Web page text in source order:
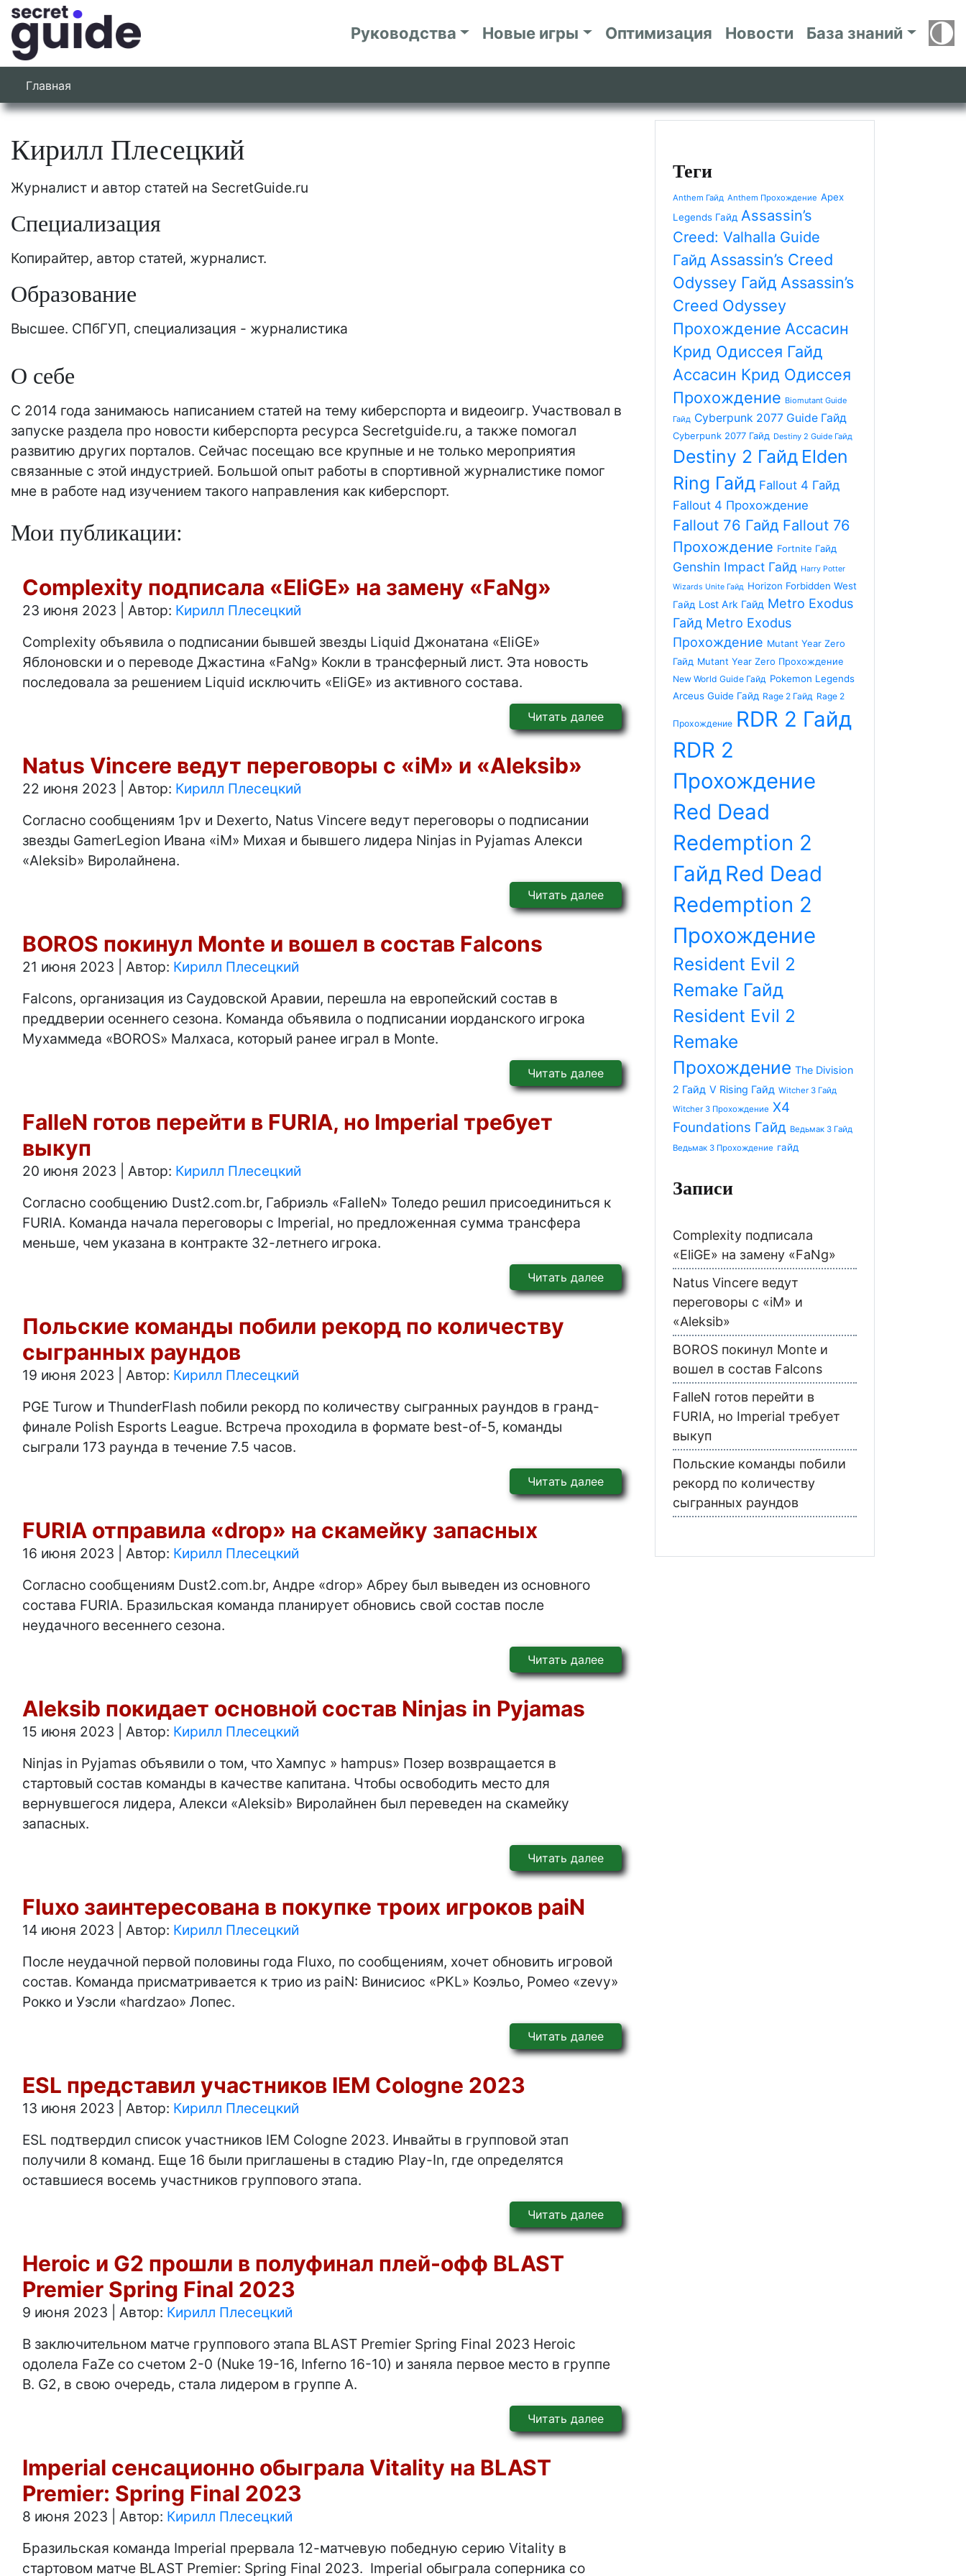
Руководства Новые игры Оптимизация Новости База знаний
Главная
Кирилл Плесецкий
Журналист и автор статей на SecretGuide.ru
Специализация
Копирайтер, автор статей, журналист.
Образование
Высшее. СПбГУП, специализация - журналистика
О себе
С 2014 года занимаюсь написанием статей на тему киберспорта и видеоигр. Участвовал в
запуске раздела про новости киберспорта ресурса Secretguide.ru, а также помогал
развитию других порталов. Сейчас посещаю все крупные и не только мероприятия
связанные с этой индустрией. Большой опыт работы в спортивной журналистике помог
мне в работе над изучением такого направления как киберспорт.
Мои публикации:
Complexity подписала «EliGE» на замену «FaNg»
23 июня 2023 Автор: Кирилл Плесецкий
Complexity объявила о подписании бывшей звезды Liquid Джонатана «EliGE»
Яблоновски и о переводе Джастина «FaNg» Кокли в трансферный лист. Эта новость
последовала за решением Liquid исключить «EliGE» из активного состава.
Читать далее
Natus Vincere ведут переговоры с «iM» и «Aleksib»
22 июня 2023 Автор: Кирилл Плесецкий
Согласно сообщениям 1pv и Dexerto, Natus Vincere ведут переговоры о подписании
звезды GamerLegion Ивана «iM» Михая и бывшего лидера Ninjas in Pyjamas Алекси
«Aleksib» Виролайнена.
Читать далее
BOROS покинул Monte и вошел в состав Falcons
21 июня 2023 Автор: Кирилл Плесецкий
Falcons, организация из Саудовской Аравии, перешла на европейский состав в
преддверии осеннего сезона. Команда объявила о подписании иорданского игрока
Мухаммеда «BOROS» Малхаса, который ранее играл в Monte.
Читать далее
FalleN готов перейти в FURIA, но Imperial требует
выкуп
20 июня 2023 Автор: Кирилл Плесецкий
Согласно сообщению Dust2.com.br, Габриэль «FalleN» Толедо решил присоединиться к
FURIA. Команда начала переговоры с Imperial, но предложенная сумма трансфера
меньше, чем указана в контракте 32-летнего игрока.
Читать далее
Польские команды побили рекорд по количеству
сыгранных раундов
19 июня 2023 Автор: Кирилл Плесецкий
PGE Turow и ThunderFlash побили рекорд по количеству сыгранных раундов в гранд-
финале Polish Esports League. Встреча проходила в формате best-of-5, команды
сыграли 173 раунда в течение 7.5 часов.
Читать далее
FURIA отправила «drop» на скамейку запасных
16 июня 2023 Автор: Кирилл Плесецкий
Согласно сообщениям Dust2.com.br, Андре «drop⁠» Абреу был выведен из основного
состава FURIA. Бразильская команда планирует обновись свой состав после
неудачного весеннего сезона.
Читать далее
Aleksib покидает основной состав Ninjas in Pyjamas
15 июня 2023 Автор: Кирилл Плесецкий
Ninjas in Pyjamas объявили о том, что Хампус » hampus» Позер возвращается в
стартовый состав команды в качестве капитана. Чтобы освободить место для
вернувшегося лидера, Алекси «Aleksib» Виролайнен был переведен на скамейку
запасных.
Читать далее
Fluxo заинтересована в покупке троих игроков paiN
14 июня 2023 Автор: Кирилл Плесецкий
После неудачной первой половины года Fluxo, по сообщениям, хочет обновить игровой
состав. Команда присматривается к трио из paiN: Винисиос «PKL» Коэльо, Ромео «zevy»
Рокко и Уэсли «hardzao» Лопес.
Читать далее
ESL представил участников IEM Cologne 2023
13 июня 2023 Автор: Кирилл Плесецкий
ESL подтвердил список участников IEM Cologne 2023. Инвайты в групповой этап
получили 8 команд. Еще 16 были приглашены в стадию Play-In, где определятся
оставшиеся восемь участников группового этапа.
Читать далее
Heroic и G2 прошли в полуфинал плей-офф BLAST
Premier Spring Final 2023
9 июня 2023 Автор: Кирилл Плесецкий
В заключительном матче группового этапа BLAST Premier Spring Final 2023 Heroic
одолела FaZe со счетом 2-0 (Nuke 19-16, Inferno 16-10) и заняла первое место в группе
B. G2, в свою очередь, стала лидером в группе А.
Читать далее
Imperial сенсационно обыграла Vitality на BLAST
Premier: Spring Final 2023
8 июня 2023 Автор: Кирилл Плесецкий
Бразильская команда Imperial прервала 12-матчевую победную серию Vitality в
стартовом матче BLAST Premier: Spring Final 2023. Imperial обыграла соперника со
Теги
Anthem Гайд Anthem Прохождение Apex
Legends Гайд Assassin’s
Creed: Valhalla Guide
Гайд Assassin’s Creed
Odyssey Гайд Assassin’s
Creed Odyssey
Прохождение Aссасин
Крид Одиссея Гайд
Aссасин Крид Одиссея
Прохождение Biomutant Guide
Гайд Cyberpunk 2077 Guide Гайд
Cyberpunk 2077 Гайд Destiny 2 Guide Гайд
Destiny 2 Гайд Elden
Ring Гайд Fallout 4 Гайд
Fallout 4 Прохождение
Fallout 76 Гайд Fallout 76
Прохождение Fortnite Гайд
Genshin Impact Гайд Harry Potter
Wizards Unite Гайд Horizon Forbidden West
Гайд Lost Ark Гайд Metro Exodus
Гайд Metro Exodus
Прохождение Mutant Year Zero
Гайд Mutant Year Zero Прохождение
New World Guide Гайд Pokemon Legends
Arceus Guide Гайд Rage 2 Гайд Rage 2
Прохождение RDR 2 Гайд
RDR 2
Прохождение
Red Dead
Redemption 2
Гайд Red Dead
Redemption 2
Прохождение
Resident Evil 2
Remake Гайд
Resident Evil 2
Remake
Прохождение The Division
2 Гайд V Rising Гайд Witcher 3 Гайд
Witcher 3 Прохождение X4
Foundations Гайд Ведьмак 3 Гайд
Ведьмак 3 Прохождение гайд
Записи
Complexity подписала
«EliGE» на замену «FaNg»
Natus Vincere ведут
переговоры с «iM» и
«Aleksib»
BOROS покинул Monte и
вошел в состав Falcons
FalleN готов перейти в
FURIA, но Imperial требует
выкуп
Польские команды побили
рекорд по количеству
сыгранных раундов